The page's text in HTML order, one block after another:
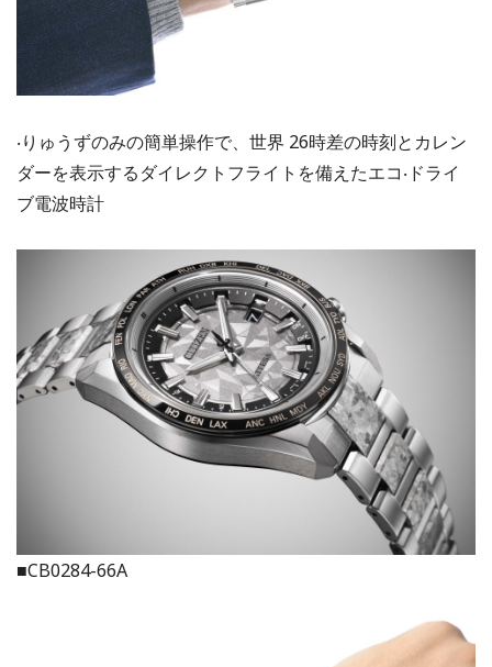
‧りゅうずのみの簡単操作で、世界 26時差の時刻とカレン
ダーを表示するダイレクトフライトを備えたエコ‧ドライ
ブ電波時計
■CB0284-66A